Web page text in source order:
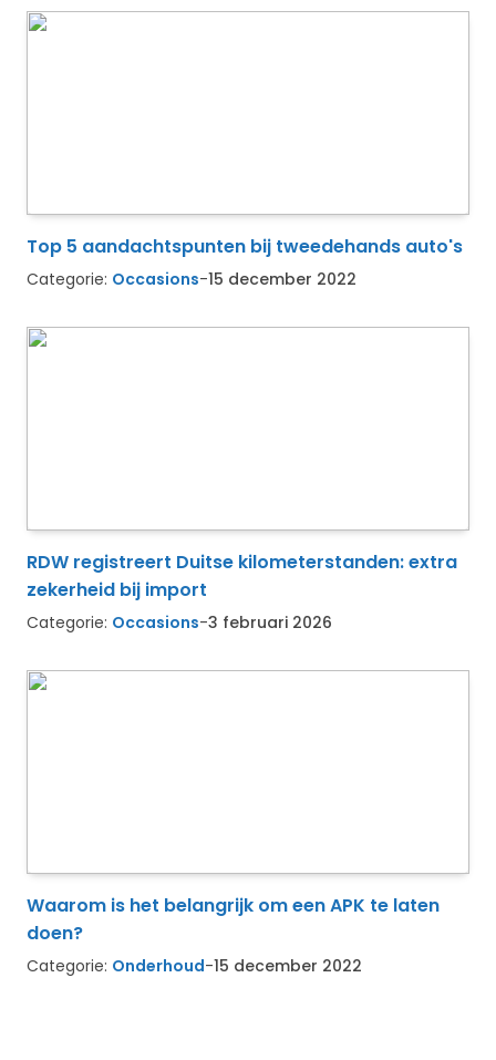
Top 5 aandachtspunten bij tweedehands auto's
Categorie: Occasions-15 december 2022
RDW registreert Duitse kilometerstanden: extra
zekerheid bij import
Categorie: Occasions-3 februari 2026
Waarom is het belangrijk om een APK te laten
doen?
Categorie: Onderhoud-15 december 2022